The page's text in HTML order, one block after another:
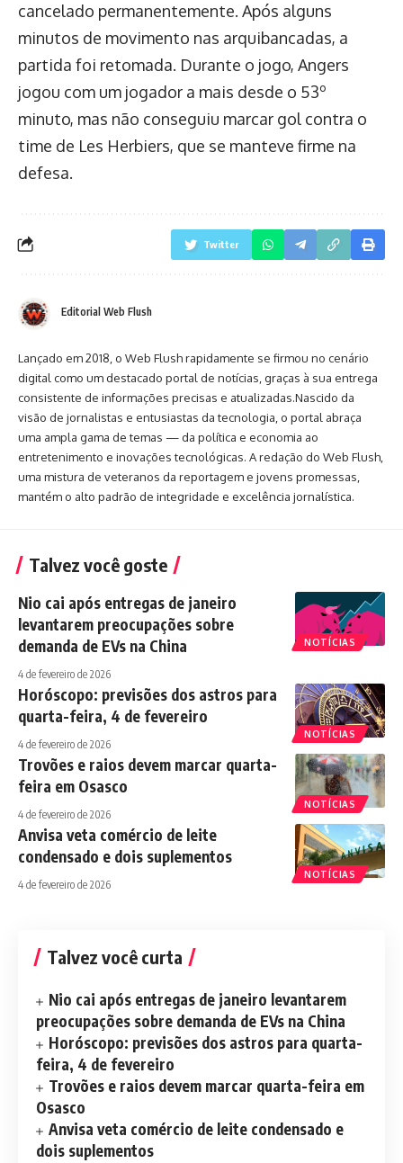
cancelado permanentemente. Após alguns
minutos de movimento nas arquibancadas, a
partida foi retomada. Durante o jogo, Angers
jogou com um jogador a mais desde o 53º
minuto, mas não conseguiu marcar gol contra o
time de Les Herbiers, que se manteve firme na
defesa.
Twitter
Editorial Web Flush
Lançado em 2018, o Web Flush rapidamente se firmou no cenário
digital como um destacado portal de notícias, graças à sua entrega
consistente de informações precisas e atualizadas.Nascido da
visão de jornalistas e entusiastas da tecnologia, o portal abraça
uma ampla gama de temas — da política e economia ao
entretenimento e inovações tecnológicas. A redação do Web Flush,
uma mistura de veteranos da reportagem e jovens promessas,
mantém o alto padrão de integridade e excelência jornalística.
Talvez você goste
NOTÍCIAS
Nio cai após entregas de janeiro
levantarem preocupações sobre
demanda de EVs na China
4 de fevereiro de 2026
NOTÍCIAS
Horóscopo: previsões dos astros para
quarta-feira, 4 de fevereiro
4 de fevereiro de 2026
NOTÍCIAS
Trovões e raios devem marcar quarta-
feira em Osasco
4 de fevereiro de 2026
NOTÍCIAS
Anvisa veta comércio de leite
condensado e dois suplementos
4 de fevereiro de 2026
Talvez você curta
Nio cai após entregas de janeiro levantarem
preocupações sobre demanda de EVs na China
Horóscopo: previsões dos astros para quarta-
feira, 4 de fevereiro
Trovões e raios devem marcar quarta-feira em
Osasco
Anvisa veta comércio de leite condensado e
dois suplementos